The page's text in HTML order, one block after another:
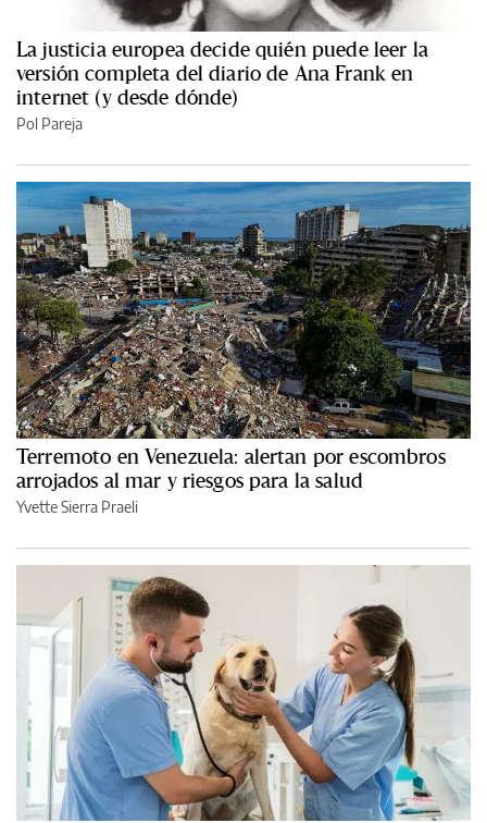
La justicia europea decide quién puede leer la
versión completa del diario de Ana Frank en
internet (y desde dónde)
Pol Pareja
Terremoto en Venezuela: alertan por escombros
arrojados al mar y riesgos para la salud
Yvette Sierra Praeli